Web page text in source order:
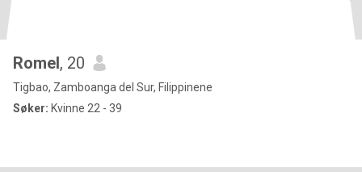
Romel, 20
Tigbao, Zamboanga del Sur, Filippinene
Søker: Kvinne 22 - 39